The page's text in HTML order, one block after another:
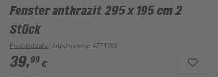
Fenster anthrazit 295 x 195 cm 2
Stück
Produktdetails | Artikelnummer:4771763
39,99 €